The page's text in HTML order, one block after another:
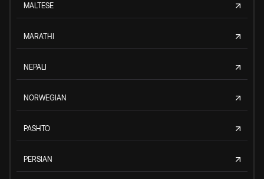
MALTESE
MARATHI
NEPALI
NORWEGIAN
PASHTO
PERSIAN